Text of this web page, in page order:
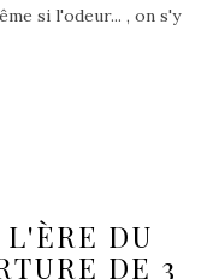
si l'odeur... , on s'y
DU
DE 3